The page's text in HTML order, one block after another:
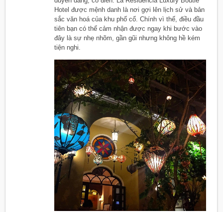
Hotel được mệnh danh là nơi gợi lên lịch sử và bản
sắc văn hoá của khu phố cổ. Chính vì thế, điều đầu
tiên bạn có thể cảm nhận được ngay khi bước vào
đây là sự nhẹ nhõm, gần gũi nhưng không hề kém
tiện nghi.